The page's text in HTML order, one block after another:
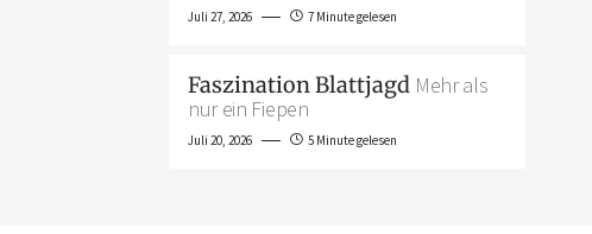
Juli 27, 2026 7 Minute gelesen
Faszination Blattjagd Mehr als
nur ein Fiepen
Juli 20, 2026 5 Minute gelesen